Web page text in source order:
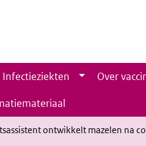
Infectieziekten Over
ontwikkelt mazelen na